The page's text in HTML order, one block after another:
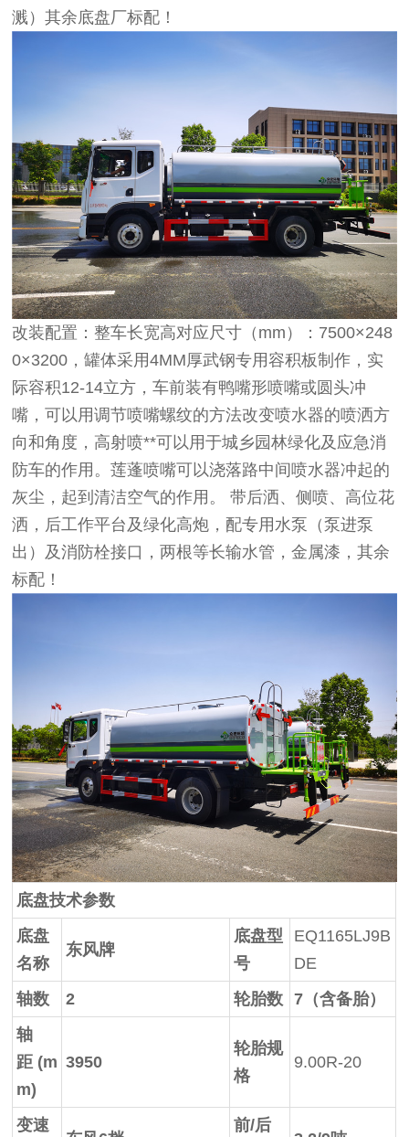
溅）其余底盘厂标配！
改装配置：整车长宽高对应尺寸（mm）：7500×248
0×3200，罐体采用4MM厚武钢专用容积板制作，实
际容积12-14立方，车前装有鸭嘴形喷嘴或圆头冲
嘴，可以用调节喷嘴螺纹的方法改变喷水器的喷洒方
向和角度，高射喷**可以用于城乡园林绿化及应急消
防车的作用。莲蓬喷嘴可以浇落路中间喷水器冲起的
灰尘，起到清洁空气的作用。 带后洒、侧喷、高位花
洒，后工作平台及绿化高炮，配专用水泵（泵进泵
出）及消防栓接口，两根等长输水管，金属漆，其余
标配！
底盘技术参数
底盘
名称
东风牌
底盘型
号
EQ1165LJ9B
DE
轴数
2 轮胎数 7 （含备胎）
轴
距 (m
m)
3950
轮胎规
格
9.00R-20
变速 前/后